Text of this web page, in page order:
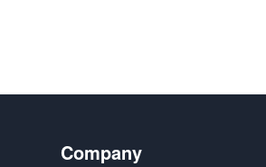
Company